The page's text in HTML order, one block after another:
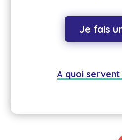
Je fais
A quoi servent